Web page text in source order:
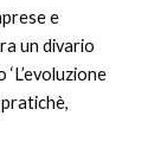
e
un divario